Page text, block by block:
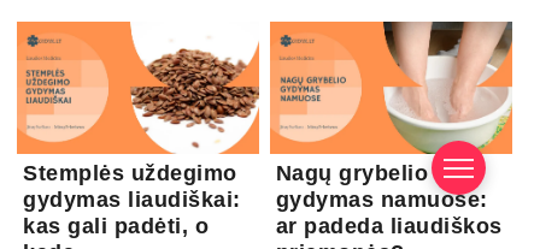
Stemplės uždegimo
gydymas liaudiškai:
kas gali padėti, o
Nagų grybelio
gydymas namuose:
ar padeda liaudiškos